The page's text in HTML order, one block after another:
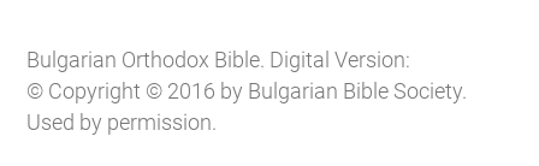
Bulgarian Orthodox Bible. Digital Version:
© Copyright © 2016 by Bulgarian Bible Society.
Used by permission.